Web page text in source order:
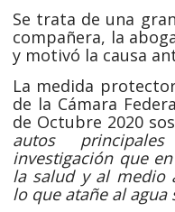
Se trata de una
compañera, la
y motivó la causa
La medida
de la Cámara
de Octubre 2020
autos
investigación que
la salud y al medio
lo que atañe al